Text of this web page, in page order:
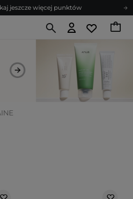
jeszcze więcej punktów
newsletter pełen porad
zamówienia do 24h.
jeszcze więcej punktów
newsletter pełen porad